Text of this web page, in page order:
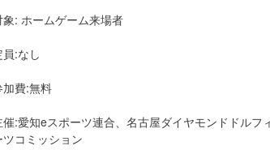
象: ホームゲーム来場者
員:なし
加費:無料
催:愛知eスポーツ連合、名古屋ダイヤモンドドルフ
ツコミッション